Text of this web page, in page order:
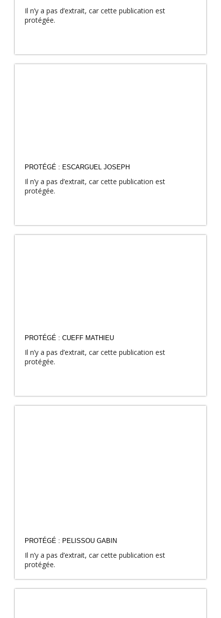
Il n’y a pas d’extrait, car cette publication est
protégée.
PROTÉGÉ : ESCARGUEL JOSEPH
Il n’y a pas d’extrait, car cette publication est
protégée.
PROTÉGÉ : CUEFF MATHIEU
Il n’y a pas d’extrait, car cette publication est
protégée.
PROTÉGÉ : PELISSOU GABIN
Il n’y a pas d’extrait, car cette publication est
protégée.